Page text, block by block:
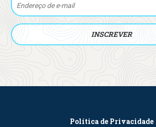
Política de Privacidade